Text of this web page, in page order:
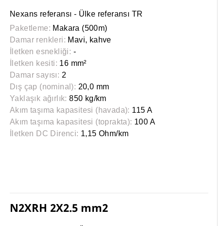
Nexans referansı - Ülke referansı TR
Paketleme: Makara (500m)
Damar renkleri: Mavi, kahve
İletken esnekliği: -
İletken kesiti: 16 mm²
Damar sayısı: 2
Dış çap (nominal): 20,0 mm
Yaklaşık ağırlık: 850 kg/km
Akım taşıma kapasitesi (havada): 115 A
Akım taşıma kapasitesi (toprakta): 100 A
İletken DC Direnci: 1,15 Ohm/km
N2XRH 2X2.5 mm2